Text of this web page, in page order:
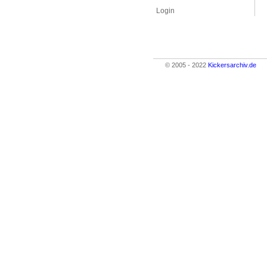
Login
© 2005 - 2022 Kickersarchiv.de